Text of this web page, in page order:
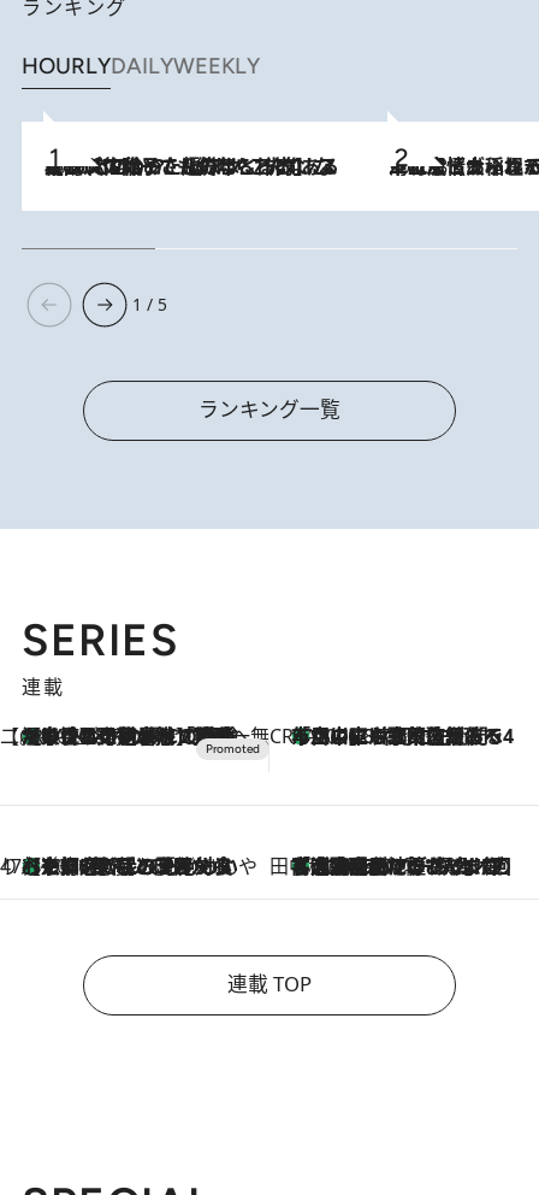
ランキング
HOURLYDAILYWEEKLY
2026.8.5
【阿川佐和子さんの年とる力】なぜ70代で始めた趣味は“こんなに楽しい”のか？ ピアノ、俳句…スランプに陥っても続けられる“ある秘訣”とは 2026.8.5
下町風情あふれる台北屈指の人気エリア・大稲埕でセンスのいい台湾土産《ヴ
1 / 5
ランキング一覧
SERIES
連載
【CREA×星野リゾート】唯一無二。癒しと発見が待つ場所へ
2026.8.7
【トンボの足水浴】ヒノキの香りに包まれて涼感マックス！約13℃の湧水かけ流しを避暑地「星野温泉 トンボの湯」で体験 CREA'S CHOICE
2026.8.7
「立川にも歌舞伎があるんだよ」 片岡仁左衛門・市川中車ら豪華座組みで4年目の立川立飛歌舞伎へ
47都道府県の手みやげ ひんやりスイーツで夏を満喫
2026.8.7
【京都府】この夏絶対食べたい 冷やしておいしいおやつ3選 ひと口目から心を掴む新緑のテリーヌ 田中稲の勝手に再ブーム
2026.8.7
「湘南乃風に憧れて」観客大盛上がりの“タオル回し”に、ラッパー顔負けの高速歌唱まで…さだまさし（74）のアグレッシブすぎる現在地
連載 TOP